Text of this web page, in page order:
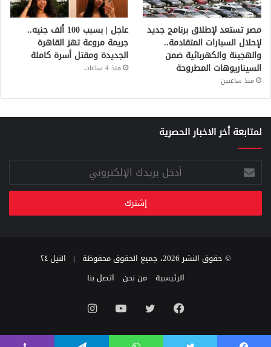
مصر تستعد لإطلاق برنامج جديد
لإحلال السيارات المتقادمة..
والهجينة والكهربائية ضمن
السيناريوهات المطروحة
منذ ساعتين
عاجل | بسبب 100 ألف جنيه..
جريمة مروعة تهز القاهرة
الجديدة ومقتل أسرة كاملة
منذ 4 ساعات
لمتابعة أخر الاخبار الحصرية
أدخل
بريدك
الإلكتروني
© حقوق النشر 2026، جميع الحقوق محفوظة |
النيل ٢٤
الرئيسية
من نحن اتصل بنا
فيسبوك تويتر يوتيوب